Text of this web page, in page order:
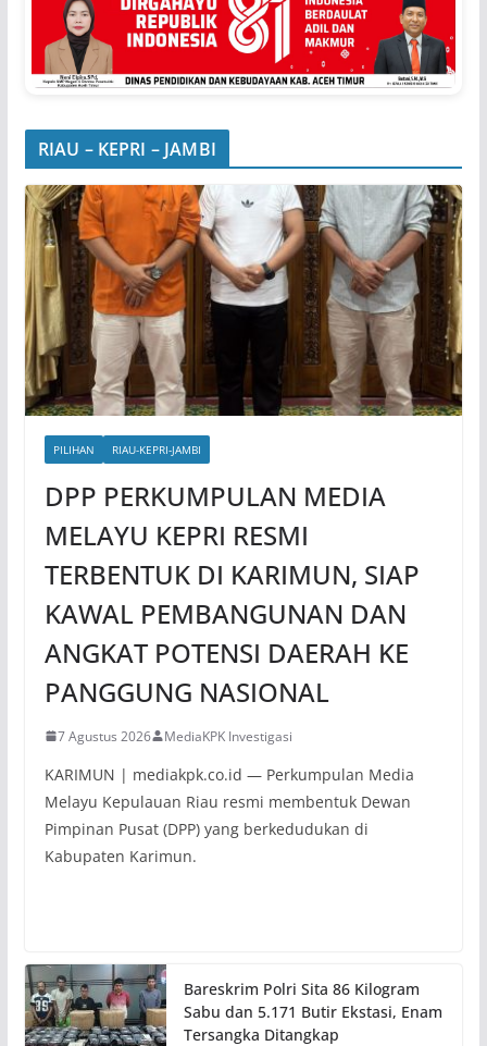
RIAU – KEPRI – JAMBI
PILIHAN RIAU-KEPRI-JAMBI
DPP PERKUMPULAN MEDIA
MELAYU KEPRI RESMI
TERBENTUK DI KARIMUN, SIAP
KAWAL PEMBANGUNAN DAN
ANGKAT POTENSI DAERAH KE
PANGGUNG NASIONAL
7 Agustus 2026 MediaKPK Investigasi
KARIMUN | mediakpk.co.id — Perkumpulan Media
Melayu Kepulauan Riau resmi membentuk Dewan
Pimpinan Pusat (DPP) yang berkedudukan di
Kabupaten Karimun.
Bareskrim Polri Sita 86 Kilogram
Sabu dan 5.171 Butir Ekstasi, Enam
Tersangka Ditangkap